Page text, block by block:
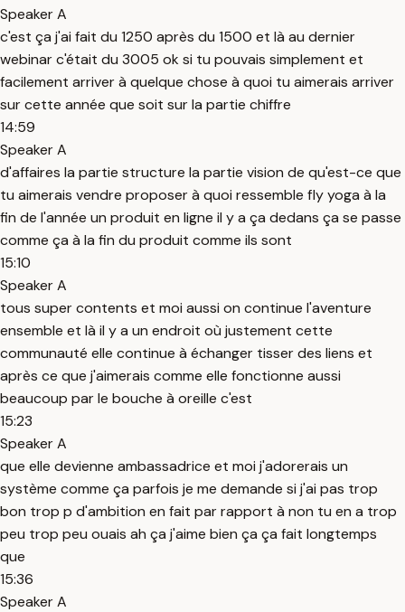
Speaker A
c'est ça j'ai fait du 1250 après du 1500 et là au dernier
webinar c'était du 3005 ok si tu pouvais simplement et
facilement arriver à quelque chose à quoi tu aimerais arriver
sur cette année que soit sur la partie chiffre
14:59
Speaker A
d'affaires la partie structure la partie vision de qu'est-ce que
tu aimerais vendre proposer à quoi ressemble fly yoga à la
fin de l'année un produit en ligne il y a ça dedans ça se passe
comme ça à la fin du produit comme ils sont
15:10
Speaker A
tous super contents et moi aussi on continue l'aventure
ensemble et là il y a un endroit où justement cette
communauté elle continue à échanger tisser des liens et
après ce que j'aimerais comme elle fonctionne aussi
beaucoup par le bouche à oreille c'est
15:23
Speaker A
que elle devienne ambassadrice et moi j'adorerais un
système comme ça parfois je me demande si j'ai pas trop
bon trop p d'ambition en fait par rapport à non tu en a trop
peu trop peu ouais ah ça j'aime bien ça ça fait longtemps
que
15:36
Speaker A